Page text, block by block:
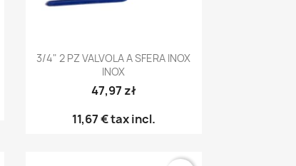
Anteprima
3/4" 2 PZ VALVOLA A SFERA INOX
INOX
47,97 zł
11,67 €tax incl.